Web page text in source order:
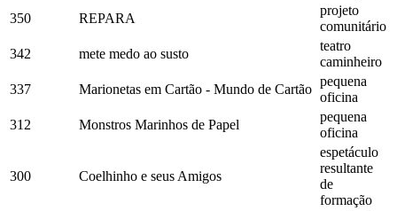
350
REPARA
projeto
comunitário
342
mete medo ao susto
teatro
caminheiro
337
Marionetas em Cartão - Mundo de Cartão
pequena
oficina
312
Monstros Marinhos de Papel
pequena
oficina
300 Coelhinho e seus Amigos
espetáculo
resultante
de
formação